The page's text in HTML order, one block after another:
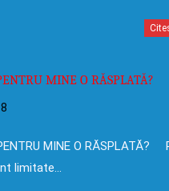
MINE O RĂSPLATĂ?
MINE O RĂSPLATĂ?
limitate…